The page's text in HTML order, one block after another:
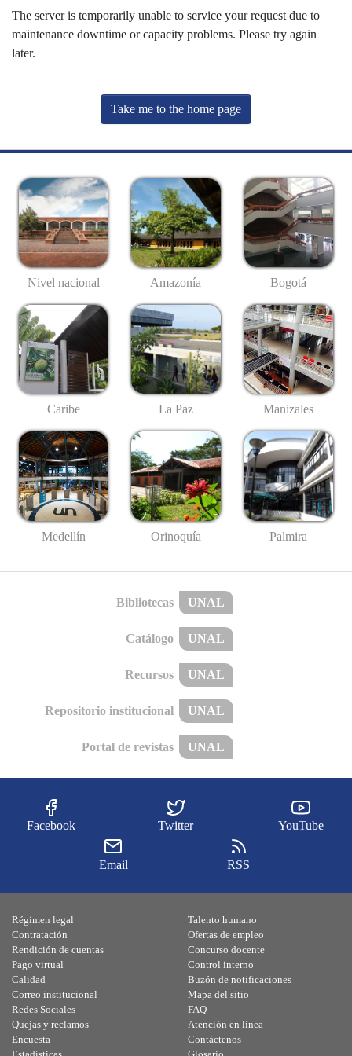
The server is temporarily unable to service your request due to
maintenance downtime or capacity problems. Please try again
later.
Take me to the home page
Nivel nacional Amazonía Bogotá
Caribe La Paz Manizales
Medellín Orinoquía Palmira
Bibliotecas UNAL
Catálogo UNAL
Recursos UNAL
Repositorio institucional UNAL
Portal de revistas UNAL
Facebook Twitter YouTube
Email RSS
Régimen legal
Contratación
Rendición de cuentas
Pago virtual
Calidad
Talento humano
Ofertas de empleo
Concurso docente
Control interno
Buzón de notificaciones
Correo institucional
Redes Sociales
Quejas y reclamos
Encuesta
Mapa del sitio
FAQ
Atención en línea
Contáctenos